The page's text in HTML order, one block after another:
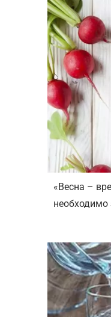
«Весна –
необходимо